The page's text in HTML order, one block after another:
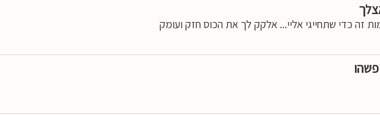
זה כדי שתחייגי אליי... אלקק לך את הכוס חזק ועומק